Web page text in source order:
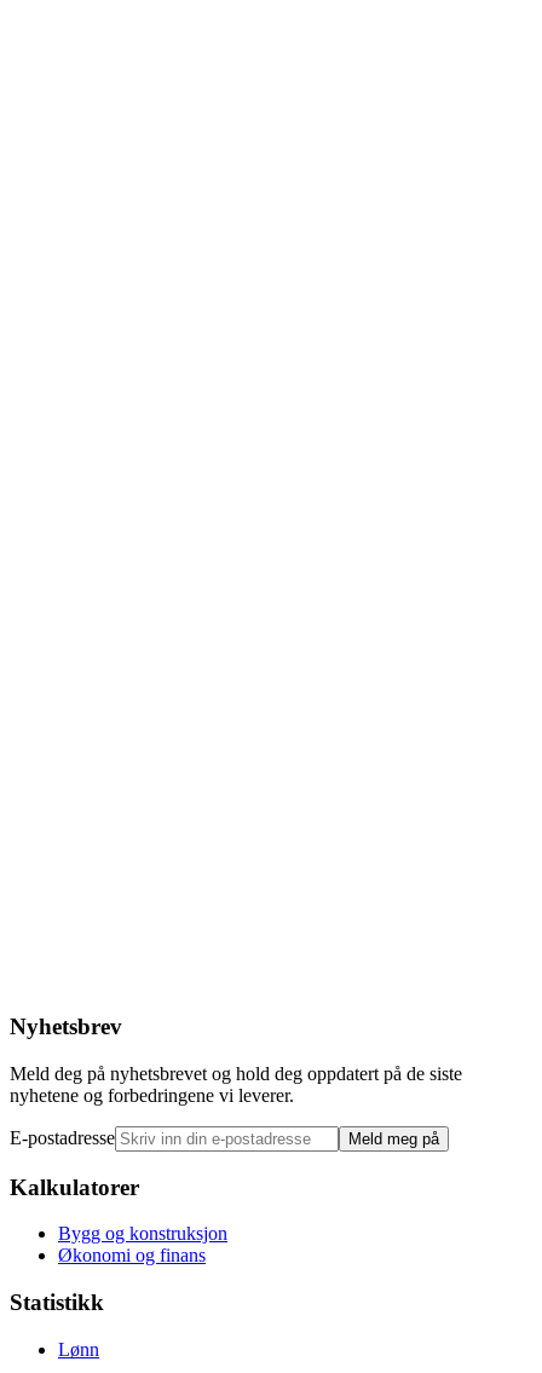
Nyhetsbrev
Meld deg på nyhetsbrevet og hold deg oppdatert på de siste
nyhetene og forbedringene vi leverer.
E-postadresse Meld meg på
Kalkulatorer
Bygg og konstruksjon
Økonomi og finans
Statistikk
Lønn